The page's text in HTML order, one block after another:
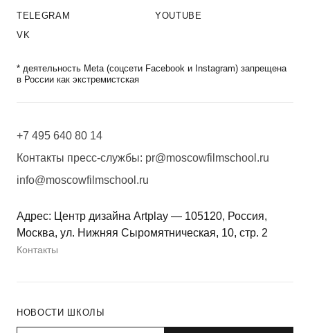
TELEGRAM
YOUTUBE
VK
* деятельность Meta (соцсети Facebook и Instagram) запрещена
в России как экстремистская
+7 495 640 80 14
Контакты пресс-службы: pr@moscowfilmschool.ru
info@moscowfilmschool.ru
Адрес: Центр дизайна Artplay — 105120, Россия,
Москва, ул. Нижняя Сыромятническая, 10, стр. 2
Контакты
НОВОСТИ ШКОЛЫ